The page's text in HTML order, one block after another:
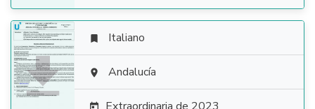

 Italiano
 Andalucía